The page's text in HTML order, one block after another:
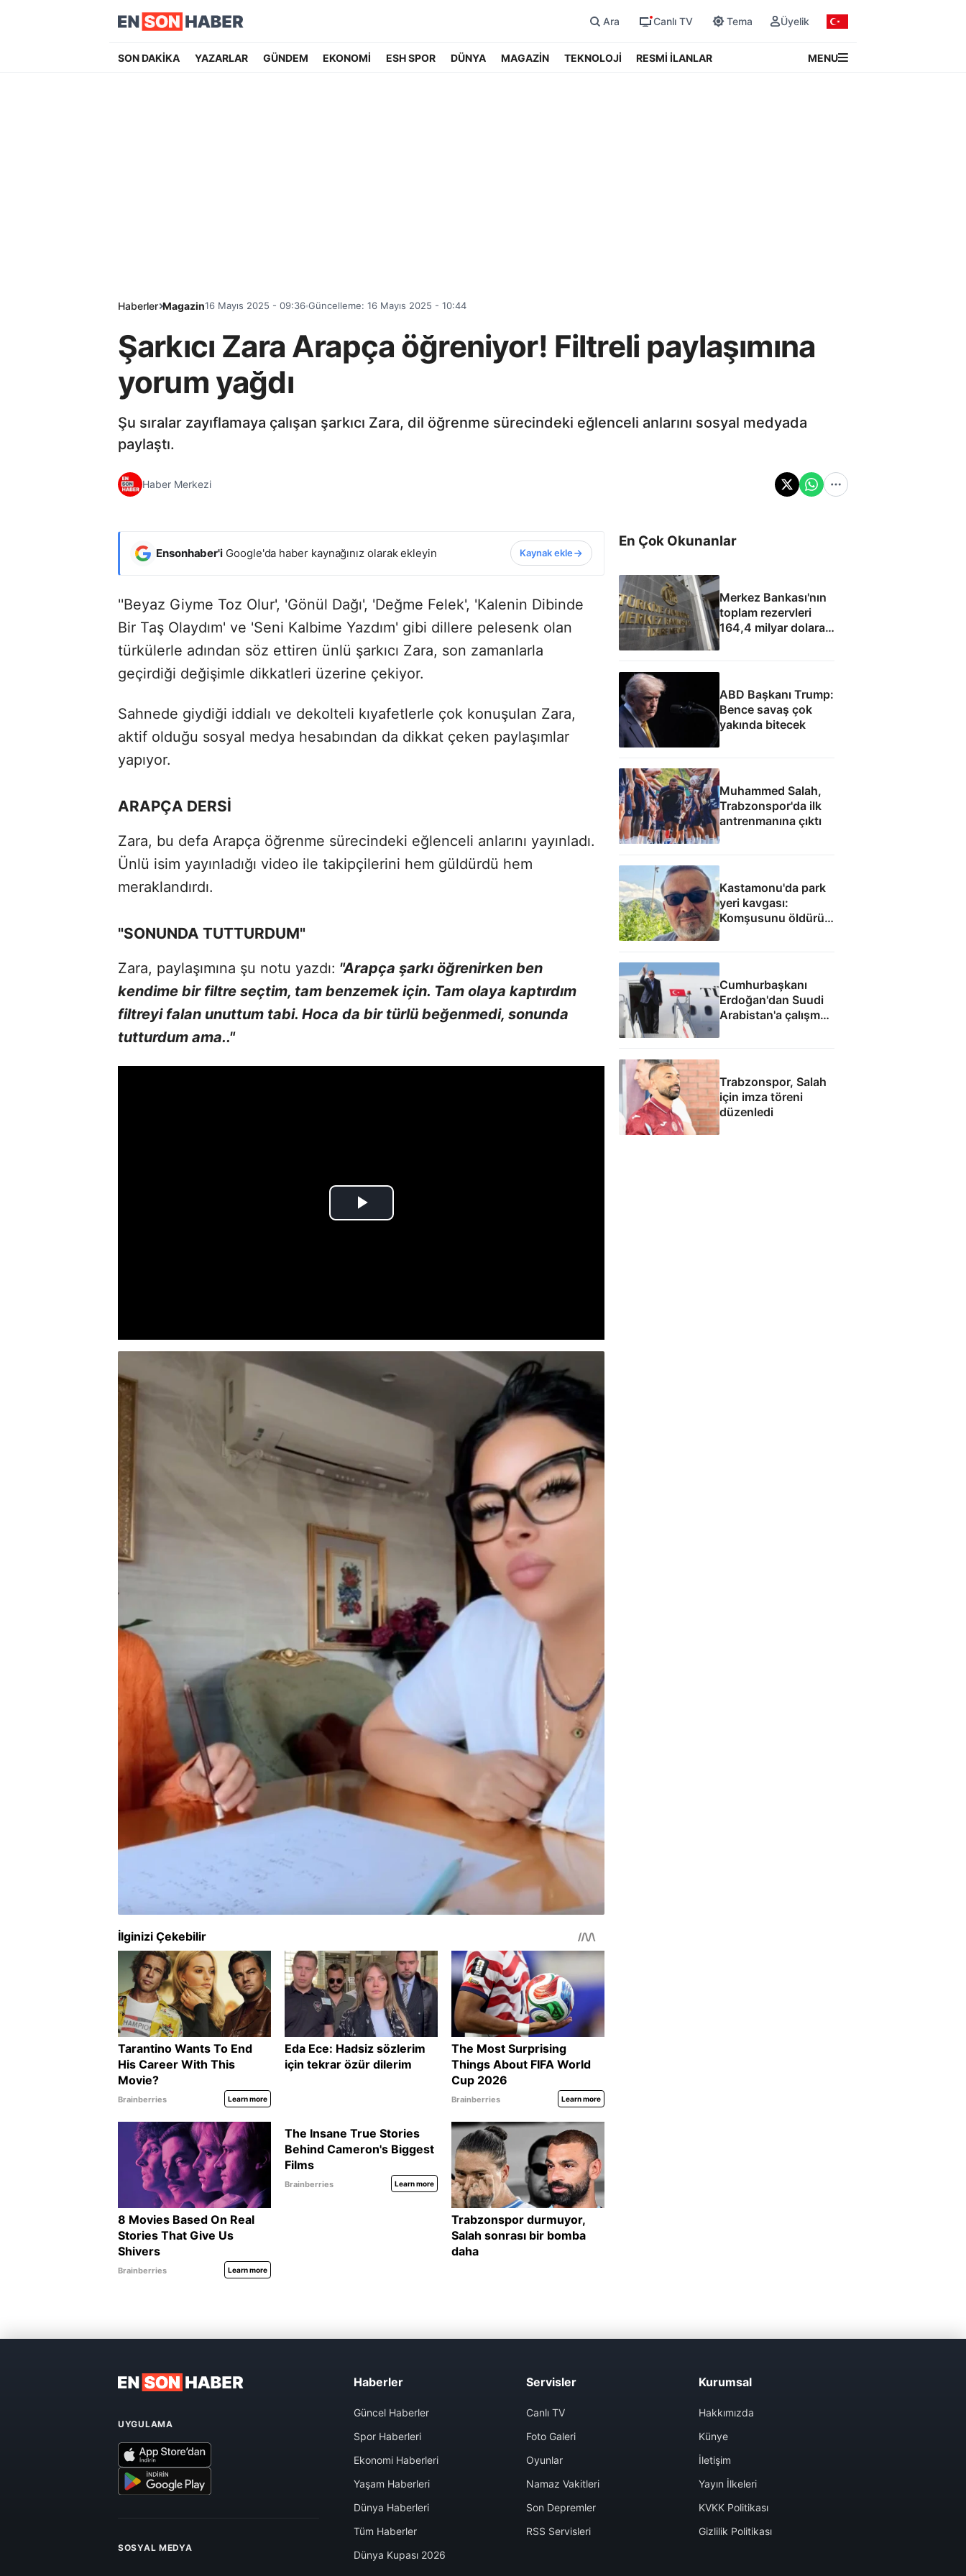
Ara Canlı TV Tema Üyelik
SON DAKİKA YAZARLAR GÜNDEM EKONOMİ ESH SPOR DÜNYA MAGAZİN TEKNOLOJİ RESMİ İLANLAR MENU
Haberler Magazin16 Mayıs 2025 - 09:36 Güncelleme: 16 Mayıs 2025 - 10:44
Şarkıcı Zara Arapça öğreniyor! Filtreli paylaşımına
yorum yağdı
Şu sıralar zayıflamaya çalışan şarkıcı Zara, dil öğrenme sürecindeki eğlenceli anlarını sosyal medyada
paylaştı.
Haber Merkezi
Ensonhaber'i Google'da haber kaynağınız olarak ekleyin Kaynak ekle
''Beyaz Giyme Toz Olur', 'Gönül Dağı', 'Değme Felek', 'Kalenin Dibinde
Bir Taş Olaydım' ve 'Seni Kalbime Yazdım' gibi dillere pelesenk olan
türkülerle adından söz ettiren ünlü şarkıcı Zara, son zamanlarla
geçirdiği değişimle dikkatleri üzerine çekiyor.
Sahnede giydiği iddialı ve dekolteli kıyafetlerle çok konuşulan Zara,
aktif olduğu sosyal medya hesabından da dikkat çeken paylaşımlar
yapıyor.
ARAPÇA DERSİ
Zara, bu defa Arapça öğrenme sürecindeki eğlenceli anlarını yayınladı.
Ünlü isim yayınladığı video ile takipçilerini hem güldürdü hem
meraklandırdı.
"SONUNDA TUTTURDUM"
Zara, paylaşımına şu notu yazdı: "Arapça şarkı öğrenirken ben
kendime bir filtre seçtim, tam benzemek için. Tam olaya kaptırdım
filtreyi falan unuttum tabi. Hoca da bir türlü beğenmedi, sonunda
tutturdum ama.."
En Çok Okunanlar
Merkez Bankası'nın
toplam rezervleri
164,4 milyar dolara
yükseldi
ABD Başkanı Trump:
Bence savaş çok
yakında bitecek
Muhammed Salah,
Trabzonspor'da ilk
antrenmanına çıktı
Kastamonu'da park
yeri kavgası:
Komşusunu öldürüp
evini ve aracını ateşe
Cumhurbaşkanı
Erdoğan'dan Suudi
Arabistan'a çalışma
Trabzonspor, Salah
için imza töreni
düzenledi
UYGULAMA
SOSYAL MEDYA
Haberler
Güncel Haberler
Spor Haberleri
Ekonomi Haberleri
Yaşam Haberleri
Dünya Haberleri
Tüm Haberler
Dünya Kupası 2026
Servisler
Canlı TV
Foto Galeri
Oyunlar
Namaz Vakitleri
Son Depremler
RSS Servisleri
Kurumsal
Hakkımızda
Künye
İletişim
Yayın İlkeleri
KVKK Politikası
Gizlilik Politikası